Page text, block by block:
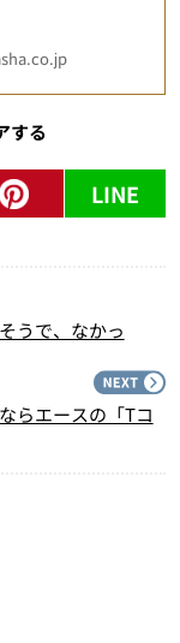
する
LINE
うで、なかっ
らエースの「Tコ